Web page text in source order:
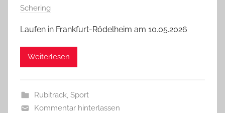
Schering
Laufen in Frankfurt-Rödelheim am 10.05.2026
Weiterlesen
Rubitrack, Sport
Kommentar hinterlassen